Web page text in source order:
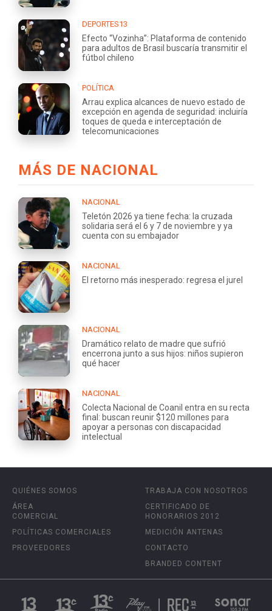
DEPORTES13
Efecto “Vozinha”: Plataforma de contenido
para adultos de Brasil buscaría transmitir el
fútbol chileno
POLÍTICA
Arrau explica alcances de nuevo estado de
excepción en agenda de seguridad: incluiría
toques de queda e interceptación de
telecomunicaciones
MÁS DE NACIONAL
NACIONAL
Teletón 2026 ya tiene fecha: la cruzada
solidaria será el 6 y 7 de noviembre y ya
cuenta con su embajador
NACIONAL
El retorno más inesperado: regresa el jurel
NACIONAL
Dramático relato de madre que sufrió
encerrona junto a sus hijos: niños supieron
qué hacer
NACIONAL
Colecta Nacional de Coanil entra en su recta
final: buscan reunir $120 millones para
apoyar a personas con discapacidad
intelectual
QUIÉNES SOMOS
ÁREA
COMERCIAL
POLÍTICAS COMERCIALES
PROVEEDORES
TRABAJA CON NOSOTROS
CERTIFICADO DE
HONORARIOS 2012
MEDICIÓN ANTENAS
CONTACTO
BRANDED CONTENT